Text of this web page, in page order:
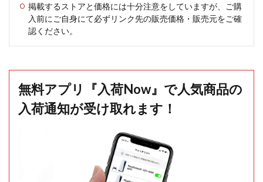
掲載するストアと価格には十分注意をしていますが、ご購
入前にご自身にて必ずリンク先の販売価格・販売元をご確
認ください。
無料アプリ『入荷Now』で人気商品の
入荷通知が受け取れます！